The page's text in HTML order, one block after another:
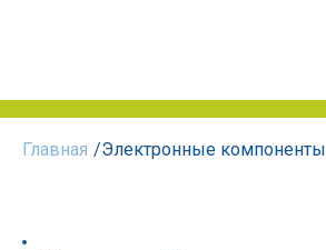
Главная /Электронные компоненты